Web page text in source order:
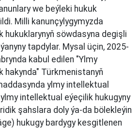
we beýleki hukuk
Milli kanunçylygymyzda
hukuklarynyň söwdasyna degişli
tapdylar. Mysal üçin, 2025-
kabul edilen "Ylmy
hakynda" Türkmenistanyň
ylmy intellektual
intellektual eýeçilik hukugyny
şahslara doly ýa-da bölekleýin
hukugy bardygy kesgitlenen